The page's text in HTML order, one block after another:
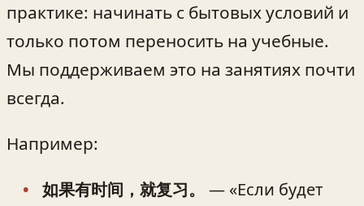
практике: начинать с бытовых условий и
только потом переносить на учебные.
Мы поддерживаем это на занятиях почти
всегда.
Например:
如果有时间，就复习。
— «Если будет